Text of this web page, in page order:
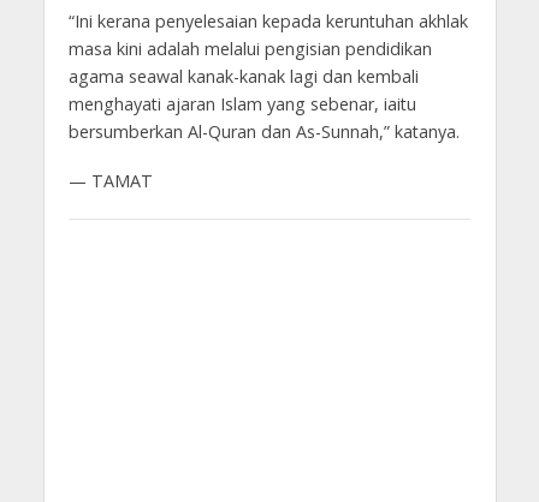
“Ini kerana penyelesaian kepada keruntuhan akhlak
masa kini adalah melalui pengisian pendidikan
agama seawal kanak-kanak lagi dan kembali
menghayati ajaran Islam yang sebenar, iaitu
bersumberkan Al-Quran dan As-Sunnah,” katanya.
— TAMAT